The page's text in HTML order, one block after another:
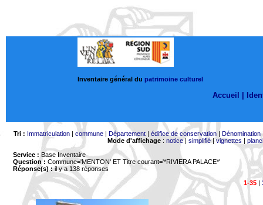
Inventaire général du patrimoine culturel
Accueil |
Tri : Immatriculation| commune| Département| édifice de conservation| Dénomination
Mode d'affichage: notice| simplifié|vignettes |
Service : Base Inventaire
Question : Commune='MENTON' ET Titre courant='*RIVIERA PALACE*'
Réponse(s) :il y a 138 réponses
1-35|